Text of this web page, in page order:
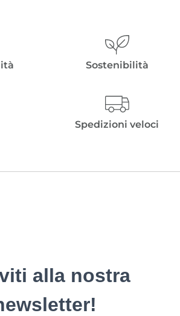
Sostenibilità
Spedizioni veloci
alla nostra